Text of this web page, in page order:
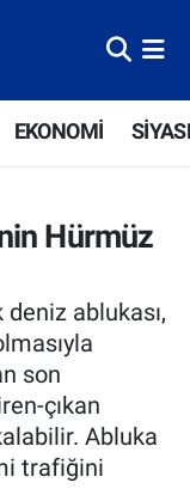
EKONOMİ
Hürmüz
ablukası,
son
çıkan
Abluka
trafiğini